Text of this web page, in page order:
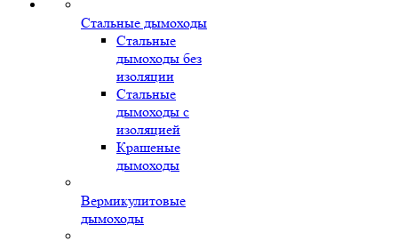
Стальные дымоходы
Стальные
дымоходы без
изоляции
Стальные
дымоходы с
изоляцией
Крашеные
дымоходы
Вермикулитовые
дымоходы